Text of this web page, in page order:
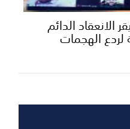
الدائم
لردع الهجمات